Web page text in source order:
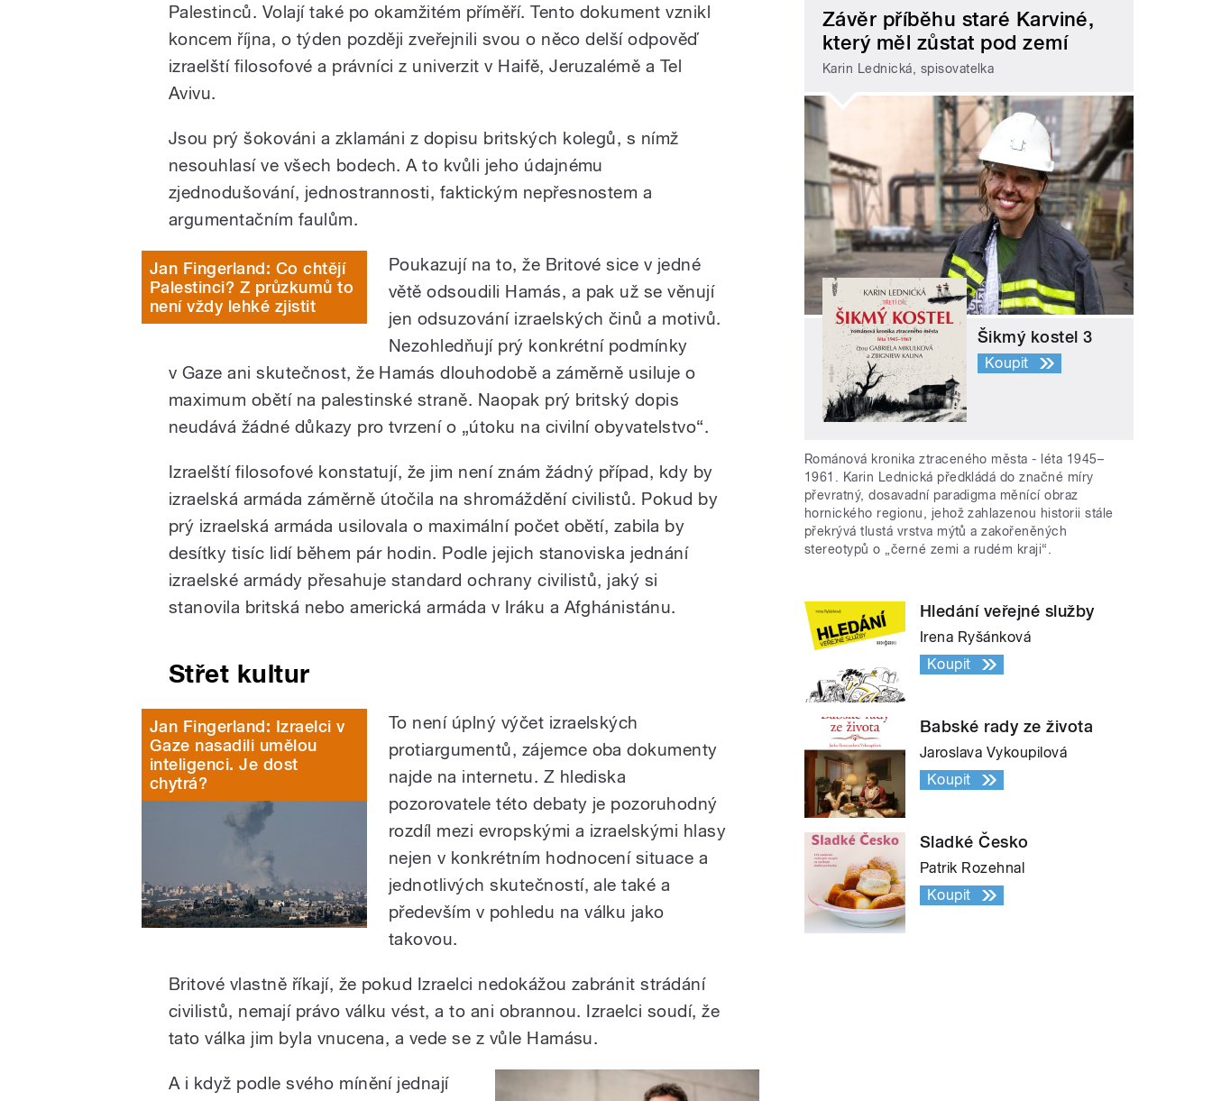
Palestinců. Volají také po okamžitém příměří. Tento dokument vznikl
koncem října, o týden později zveřejnili svou o něco delší odpověď
izraelští filosofové a právníci z univerzit v Haifě, Jeruzalémě a Tel
Avivu.
Jsou prý šokováni a zklamáni z dopisu britských kolegů, s nímž
nesouhlasí ve všech bodech. A to kvůli jeho údajnému
zjednodušování, jednostrannosti, faktickým nepřesnostem a
argumentačním faulům.
Jan Fingerland: Co chtějí
Palestinci? Z průzkumů to
není vždy lehké zjistit
Poukazují na to, že Britové sice v jedné
větě odsoudili Hamás, a pak už se věnují
jen odsuzování izraelských činů a motivů.
Nezohledňují prý konkrétní podmínky
v Gaze ani skutečnost, že Hamás dlouhodobě a záměrně usiluje o
maximum obětí na palestinské straně. Naopak prý britský dopis
neudává žádné důkazy pro tvrzení o „útoku na civilní obyvatelstvo“.
Izraelští filosofové konstatují, že jim není znám žádný případ, kdy by
izraelská armáda záměrně útočila na shromáždění civilistů. Pokud by
prý izraelská armáda usilovala o maximální počet obětí, zabila by
desítky tisíc lidí během pár hodin. Podle jejich stanoviska jednání
izraelské armády přesahuje standard ochrany civilistů, jaký si
stanovila britská nebo americká armáda v Iráku a Afghánistánu.
Střet kultur
Jan Fingerland: Izraelci v
Gaze nasadili umělou
inteligenci. Je dost
chytrá?
To není úplný výčet izraelských
protiargumentů, zájemce oba dokumenty
najde na internetu. Z hlediska
pozorovatele této debaty je pozoruhodný
rozdíl mezi evropskými a izraelskými hlasy
nejen v konkrétním hodnocení situace a
jednotlivých skutečností, ale také a
především v pohledu na válku jako
takovou.
Britové vlastně říkají, že pokud Izraelci nedokážou zabránit strádání
civilistů, nemají právo válku vést, a to ani obrannou. Izraelci soudí, že
tato válka jim byla vnucena, a vede se z vůle Hamásu.
A i když podle svého mínění jednají
Závěr příběhu staré Karviné,
který měl zůstat pod zemí
Karin Lednická, spisovatelka
Šikmý kostel 3
Koupit
Románová kronika ztraceného města - léta 1945–
1961. Karin Lednická předkládá do značné míry
převratný, dosavadní paradigma měnící obraz
hornického regionu, jehož zahlazenou historii stále
překrývá tlustá vrstva mýtů a zakořeněných
stereotypů o „černé zemi a rudém kraji“.
Hledání veřejné služby
Irena Ryšánková
Koupit
Babské rady ze života
Jaroslava Vykoupilová
Koupit
Sladké Česko
Patrik Rozehnal
Koupit